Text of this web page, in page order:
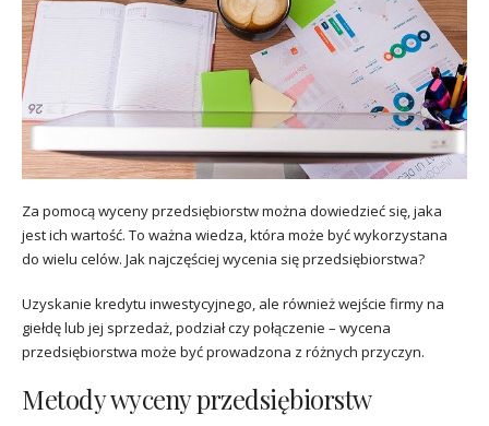
Za pomocą wyceny przedsiębiorstw można dowiedzieć się, jaka
jest ich wartość. To ważna wiedza, która może być wykorzystana
do wielu celów. Jak najczęściej wycenia się przedsiębiorstwa?
Uzyskanie kredytu inwestycyjnego, ale również wejście firmy na
giełdę lub jej sprzedaż, podział czy połączenie – wycena
przedsiębiorstwa może być prowadzona z różnych przyczyn.
Metody wyceny przedsiębiorstw